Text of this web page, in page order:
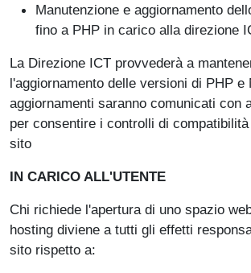
Manutenzione e aggiornamento
fino a PHP in carico alla direzione
La Direzione ICT provvederà a
l'aggiornamento delle versioni di PHP e
aggiornamenti saranno comunicati con
per consentire i controlli di
sito
IN CARICO ALL'UTENTE
Chi richiede l'apertura di uno spazio
hosting diviene a tutti gli effetti
sito rispetto a: